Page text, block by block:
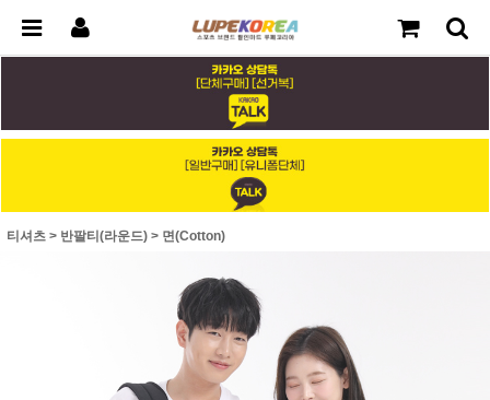
티셔츠 > 반팔티(라운드) > 면(Cotton)